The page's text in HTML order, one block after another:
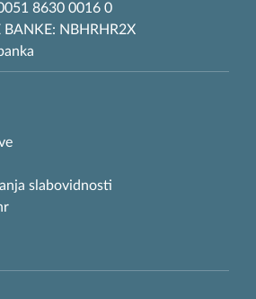
8630 0016 0
BANKE: NBHRHR2X
slabovidnosti